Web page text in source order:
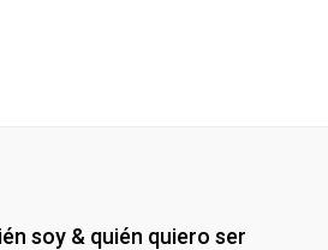
soy & quién quiero ser